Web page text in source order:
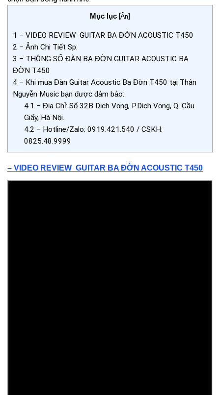
Mục lục [Ẩn]
1 – VIDEO REVIEW GUITAR BA ĐỜN ACOUSTIC T450
2 – Ảnh Chi Tiết Sp:
3 – THÔNG SỐ ĐÀN BA ĐỜN GUITAR ACOUSTIC BA
ĐỜN T450
4 – Khi mua Đàn Guitar Acoustic Ba Đờn T450 tại Thân
Nguyễn Music bạn được đảm bảo:
4.1 – Địa Chỉ: Số 32B Dịch Vọng, P.Dịch Vọng, Q. Cầu
Giấy, Hà Nội.
4.2 – Hotline/Zalo: 0919.421.540 / CSKH:
0825.48.9999
– VIDEO REVIEW GUITAR BA ĐỜN ACOUSTIC T450